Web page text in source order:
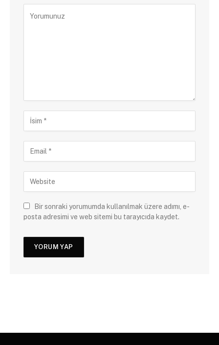
Bir sonraki yorumumda kullanılmak üzere adımı, e-
posta adresimi ve web sitemi bu tarayıcıda kaydet.